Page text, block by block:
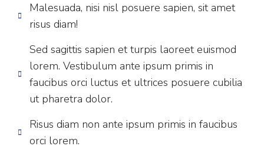
Malesuada, nisi nisl posuere sapien, sit amet
risus diam!
Sed sagittis sapien et turpis laoreet euismod
lorem. Vestibulum ante ipsum primis in
faucibus orci luctus et ultrices posuere cubilia
ut pharetra dolor.
Risus diam non ante ipsum primis in faucibus
orci lorem.